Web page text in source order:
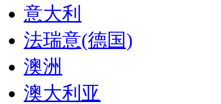
意大利
法瑞意(德国)
澳洲
澳大利亚